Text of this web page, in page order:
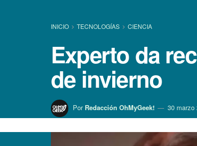
INICIO TECNOLOGÍ­AS CIENCIA
Experto da
de invierno
Por Redacción OhMyGeek! 30 marzo